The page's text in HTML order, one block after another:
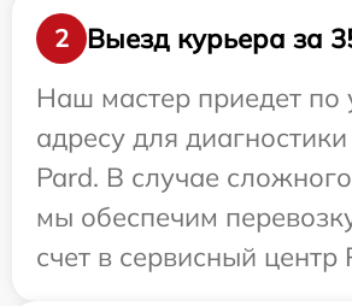
2
Выезд курьера за
Наш мастер приедет по
адресу для
Pard. В случае
мы обеспечим
счет в сервисный центр